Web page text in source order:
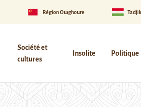
Région Ouïghoure
Société et
cultures
Insolite Politique